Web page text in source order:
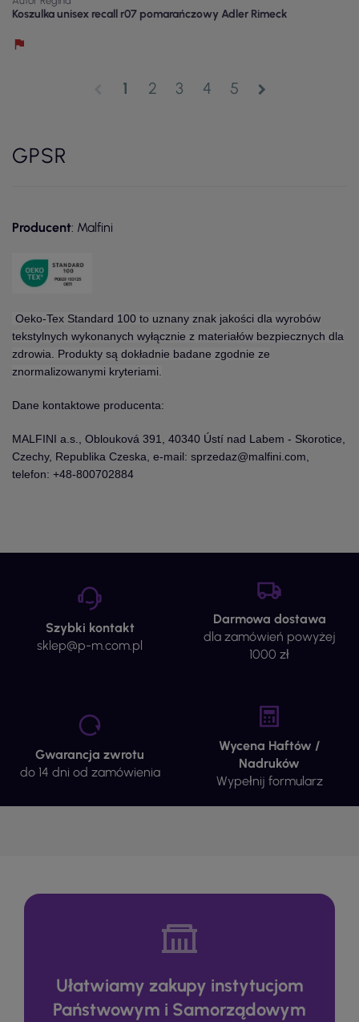
Koszulka unisex recall r07 pomarańczowy Adler Rimeck
1 2 3 4 5 chevron_right
GPSR
Producent: Malfini
Oeko-Tex Standard 100 to uznany znak jakości dla wyrobów
tekstylnych wykonanych wyłącznie z materiałów bezpiecznych dla
zdrowia. Produkty są dokładnie badane zgodnie ze
znormalizowanymi kryteriami.
Dane kontaktowe producenta:
MALFINI a.s., Oblouková 391, 40340 Ústí nad Labem - Skorotice,
Czechy, Republika Czeska, e-mail: sprzedaz@malfini.com,
telefon: +48-800702884
Szybki kontakt
sklep@p-m.com.pl
Darmowa dostawa
dla zamówień powyżej
1000 zł
Gwarancja zwrotu
do 14 dni od zamówienia
Wycena Haftów /
Nadruków
Wypełnij formularz
Ułatwiamy zakupy instytucjom
Państwowym i Samorządowym